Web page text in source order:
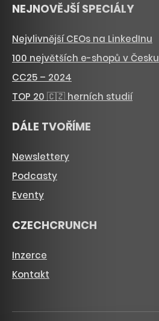
NEJNOVĚJŠÍ SPECIÁLY
Nejvlivnější CEOs na LinkedInu
100 největších e-shopů v Česku
CC25 – 2024
TOP 20 🇨🇿 herních studií
DÁLE TVOŘÍME
Newslettery
Podcasty
Eventy
CZECHCRUNCH
Inzerce
Kontakt